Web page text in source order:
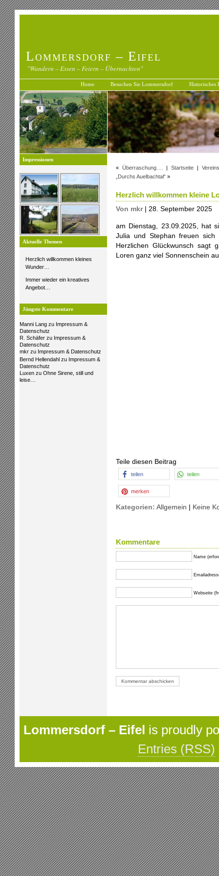
Lommersdorf – Eifel
"Wandern – Essen – Feiern – Übernachten"
Home Besuchen Sie Lommersdorf Historisches
Impressionen
Aktuelle Themen
Herzlich willkommen kleines
Wunder…
Immer wieder ein kreatives
Angebot…
Jüngste Kommentare
Manni Lang zu Impressum &
Datenschutz
R. Schäfer zu Impressum &
Datenschutz
mkr zu Impressum & Datenschutz
Bernd Hellendahl zu Impressum &
Datenschutz
Luxen zu Ohne Sirene, still und
leise…
« Überraschung…. |Startseite |
„Durchs Auelbachtal“ »
Herzlich willkommen kleine
Von mkr| 28. September 2025
am Dienstag, 23.09.2025, hat
Julia und Stephan freuen
Herzlichen Glückwunsch sagt
Loren ganz viel Sonnenschein
Teile diesen Beitrag
teilen teilen
merken
Kategorien: Allgemein Keine
Kommentare
Name
Webseite
Lommersdorf – Eifel is proudly
Entries (RSS)